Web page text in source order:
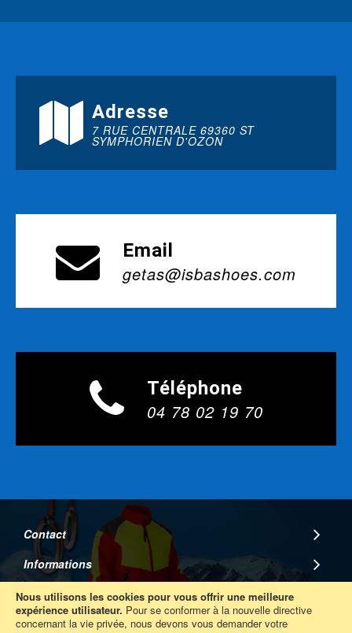
Nous utilisons les cookies pour vous offrir une meilleure
expérience utilisateur. Pour se conformer à la nouvelle directive
concernant la vie privée, nous devons vous demander votre
Adresse
7 RUE CENTRALE 69360 ST
SYMPHORIEN D'OZON
Email
getas@isbashoes.com
Téléphone
04 78 02 19 70
Contact
Informations
A Propos
Suivez Nous